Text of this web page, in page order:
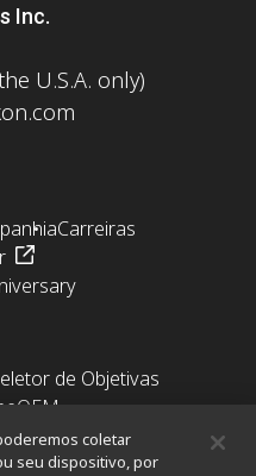
Inc.
U.S.A. only)
Carreiras
de Objetivas
OEM
coletar
seu dispositivo, por